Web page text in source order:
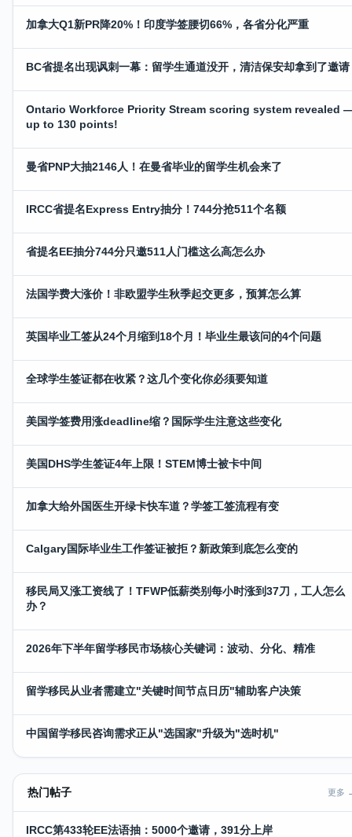
加拿大Q1新PR降20%！印度学签腰切66%，各省分化严重
BC省提名出现讽刺一幕：留学生通道没开，清洁保安却拿到了邀请
Ontario Workforce Priority Stream scoring system revealed
up to 130 points!
曼省PNP大抽2146人！在曼省毕业的留学生机会来了
IRCC省提名Express Entry抽分！744分抢511个名额
省提名EE抽分744分只邀511人门槛这么高怎么办
法国学费大涨价！非欧盟学生秋季起交更多，预算怎么算
英国毕业工签从24个月缩到18个月！毕业生最该问的4个问题
全球学生签证都在收紧？这几个变化你必须要知道
美国学签费用涨deadline缩？国际学生注意这些变化
美国DHS学生签证4年上限！STEM博士被卡中间
加拿大给外国医生开绿卡快车道？学签工签流程有变
Calgary国际毕业生工作签证被拒？新政策到底怎么变的
移民局又涨工资线了！TFWP低薪类别每小时涨到37刀，工人怎么
办？
2026年下半年留学移民市场核心关键词：波动、分化、精准
留学移民从业者需建立"关键时间节点日历"辅助客户决策
中国留学移民咨询需求正从"选国家"升级为"选时机"
热门帖子 更多
IRCC第433轮EE法语抽：5000个邀请，391分上岸